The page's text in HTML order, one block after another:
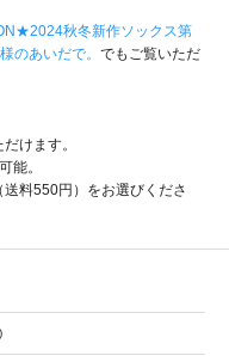
秋冬新作ソックス第
のあいだで。 でもご覧いただ
けます。
能。
料550円）をお選びくださ